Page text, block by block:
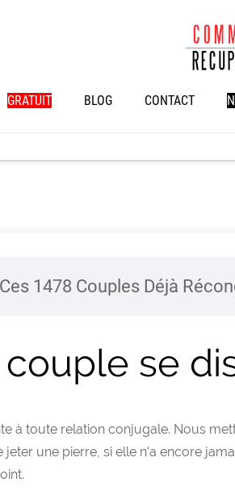
GRATUIT BLOG CONTACT
1478 Couples Déjà
se
à toute relation conjugale. Nous
une pierre, si elle n’a encore